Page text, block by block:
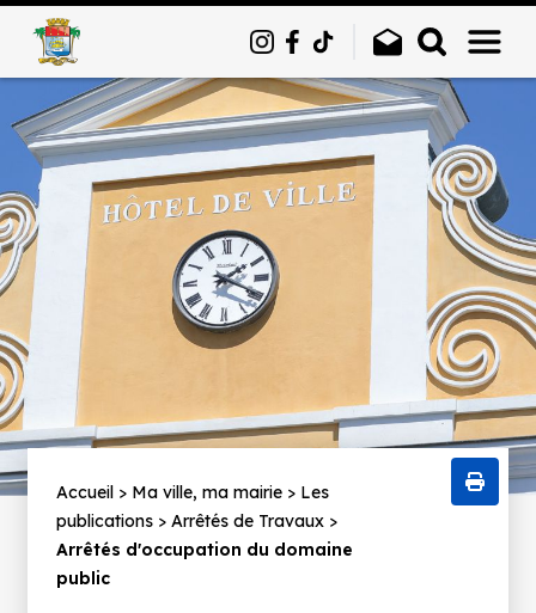
Fil
d'Ariane
Accueil Ma ville, ma mairie
Les
publications
Arrêtés de Travaux
Arrêtés d'occupation du domaine
public
Panneau de gestion des cookies